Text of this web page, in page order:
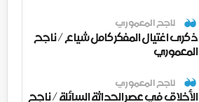
ناجح المعموري
ذكرى اغتيال المفكر كامل شياع / ناجح
المعموري
ناجح المعموري
الأخلاق في عصر الحداثة السائلة / ناجح